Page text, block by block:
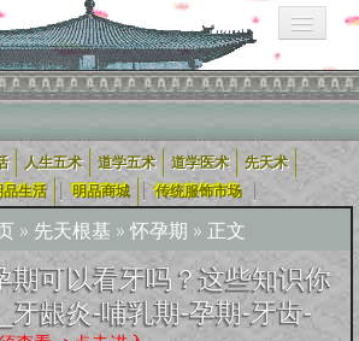
用户入口导航
人生五术 社会科技 学术研究 宗教融合
人生五术 道学五术 道学医术
先天术
品生活 | 明品商城 | 传统服饰市场 |
» 先天根基 »怀孕期 » 正文
期可以看牙吗？这些知识你
牙龈炎-哺乳期-孕期-牙齿-